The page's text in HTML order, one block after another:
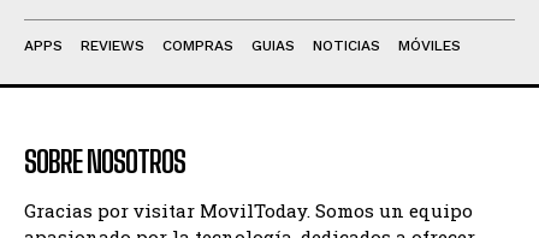
APPS REVIEWS COMPRAS GUIAS NOTICIAS MÓVILES
SOBRE NOSOTROS
Gracias por visitar MovilToday. Somos un equipo